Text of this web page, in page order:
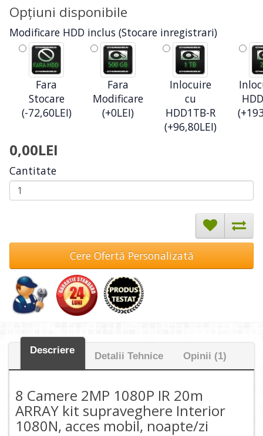
Opţiuni disponibile
Modificare HDD inclus (Stocare inregistrari)
Fara
Stocare
(-72,60LEI)
Fara
Modificare
(+0LEI)
Inlocuire
cu
HDD1TB-R
(+96,80LEI)
0,00LEI
Cantitate
Cere Ofertă Personalizată
Descriere
Detalii Tehnice Opinii (1)
8 Camere 2MP 1080P IR 20m
ARRAY kit supraveghere Interior
1080N, acces mobil, noapte/zi